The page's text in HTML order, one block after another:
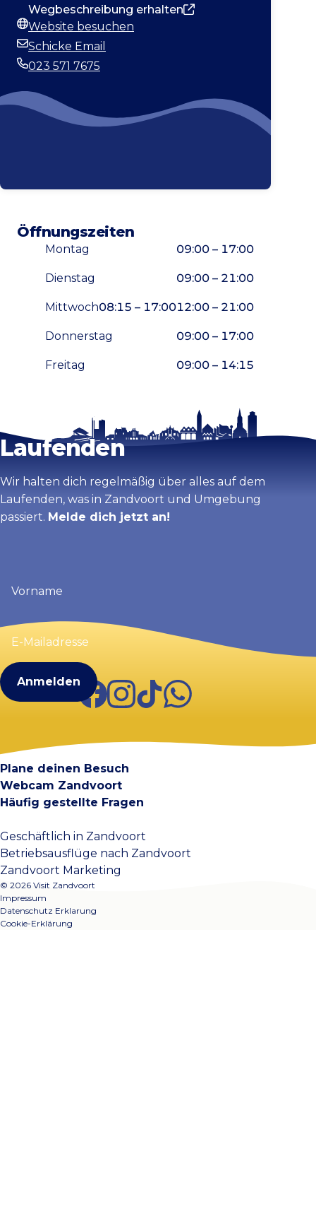
Wegbeschreibung erhalten
Webseite
Website besuchen
E-Mail-Adresse
Schicke Email
023 571 7675
Öffnungszeiten
Montag 09:00 – 17:00
Dienstag 09:00 – 21:00
Mittwoch08:15 – 17:0012:00 – 21:00
Donnerstag 09:00 – 17:00
Freitag 09:00 – 14:15
Karte vergrößern
Bleib auf dem
Laufenden
Wir halten dich regelmäßig über alles auf dem
Laufenden, was in Zandvoort und Umgebung
passiert. Melde dich jetzt an!
(erforderlich)
E-
Mailadresse
FacebookInstagram
TikTokWhatsApp
Plane deinen Besuch
Webcam Zandvoort
Häufig gestellte Fragen
Geschäftlich in Zandvoort
Betriebsausflüge nach Zandvoort
Zandvoort Marketing
© 2026 Visit Zandvoort
Impressum
Datenschutz Erklarung
Cookie-Erklärung